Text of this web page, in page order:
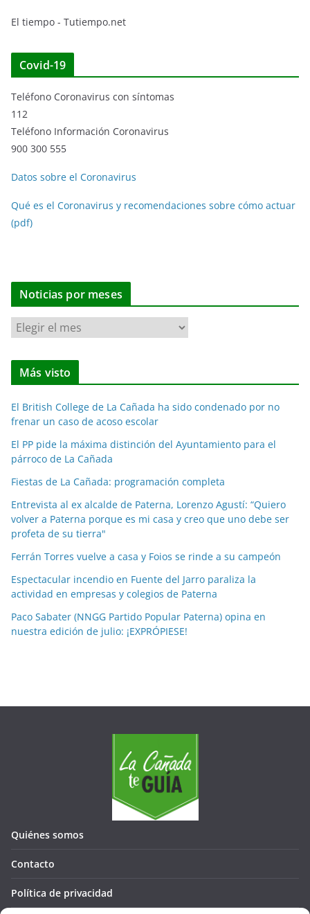
El tiempo - Tutiempo.net
Covid-19
Teléfono Coronavirus con síntomas
112
Teléfono Información Coronavirus
900 300 555
Datos sobre el Coronavirus
Qué es el Coronavirus y recomendaciones sobre cómo actuar
(pdf)
Noticias por meses
N
o
t
i
a
s
p
o
m
e
s
Más visto
El British College de La Cañada ha sido condenado por no
frenar un caso de acoso escolar
El PP pide la máxima distinción del Ayuntamiento para el
párroco de La Cañada
Fiestas de La Cañada: programación completa
Entrevista al ex alcalde de Paterna, Lorenzo Agustí: “Quiero
volver a Paterna porque es mi casa y creo que uno debe ser
profeta de su tierra"
Ferrán Torres vuelve a casa y Foios se rinde a su campeón
Espectacular incendio en Fuente del Jarro paraliza la
actividad en empresas y colegios de Paterna
Paco Sabater (NNGG Partido Popular Paterna) opina en
nuestra edición de julio: ¡EXPRÓPIESE!
Quiénes somos
Contacto
Política de privacidad